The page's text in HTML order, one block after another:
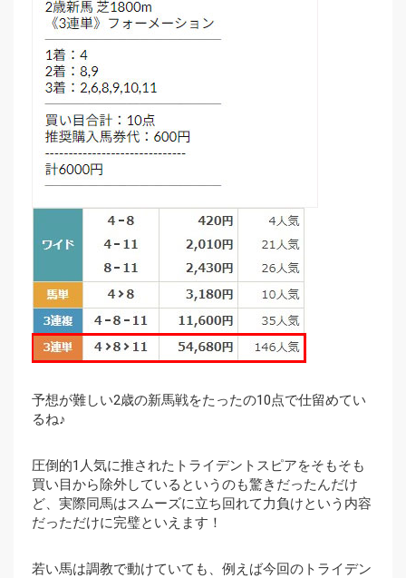
予想が難しい2歳の新馬戦をたったの10点で仕留めてい
るね♪
圧倒的1人気に推されたトライデントスピアをそもそも
買い目から除外しているというのも驚きだったんだけ
ど、実際同馬はスムーズに立ち回れて力負けという内容
だっただけに完璧といえます！
若い馬は調教で動けていても、例えば今回のトライデン